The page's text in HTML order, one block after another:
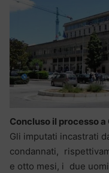
Concluso il processo
Gli imputati incastrati
condannati,
e otto mesi, i due